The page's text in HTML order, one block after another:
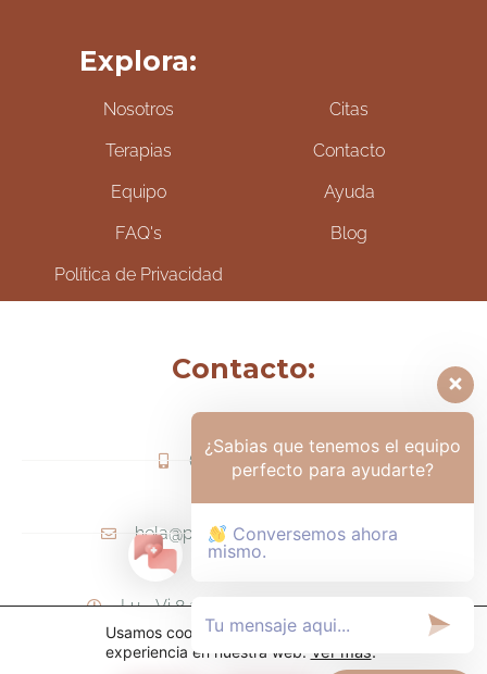
Explora:
Nosotros
Terapias
Equipo
FAQ's
Política de Privacidad
Citas
Contacto
Ayuda
Blog
Contacto:
(+57) 317-6006425
hola@psicologamariapaula.com
Lu - Vi 8 am a 6 pm - Sa 8am - 12m
Usamos cookies para ofrecerte la mejor
experiencia en nuestra web. Ver más.
¿Sabias que tenemos el equipo
perfecto para ayudarte?
Conversemos ahora
mismo.